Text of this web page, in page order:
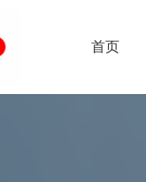
首页